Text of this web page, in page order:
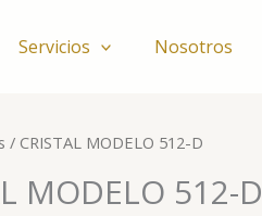
Servicios Nosotros
/ CRISTAL MODELO 512-D
MODELO 512-D